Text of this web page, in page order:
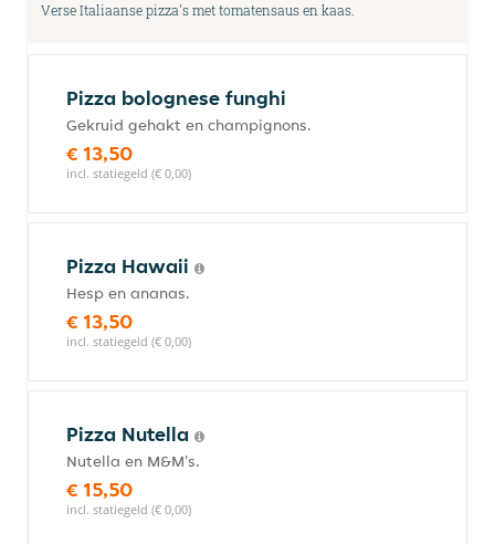
Verse Italiaanse pizza's met tomatensaus en kaas.
Pizza bolognese funghi
Gekruid gehakt en champignons.
€ 13,50
incl. statiegeld (€ 0,00)
Pizza Hawaii
Hesp en ananas.
€ 13,50
incl. statiegeld (€ 0,00)
Pizza Nutella
Nutella en M&M's.
€ 15,50
incl. statiegeld (€ 0,00)